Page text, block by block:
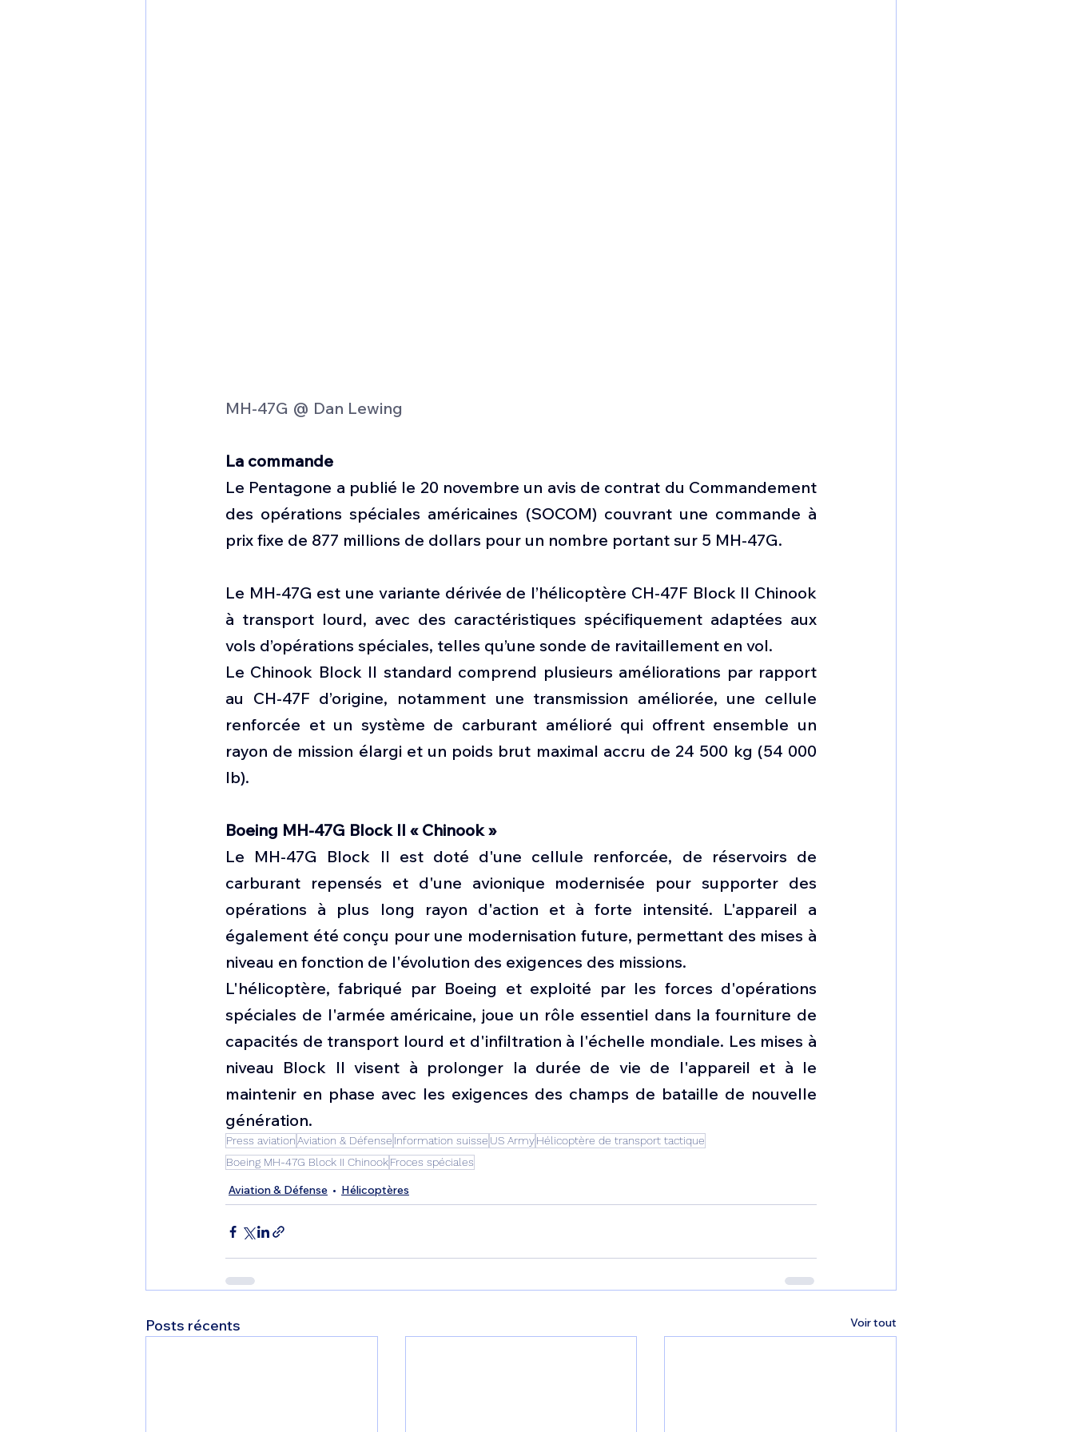
MH-47G @ Dan Lewing
La commande
Le Pentagone a publié le 20 novembre un avis de contrat du Commandement
des opérations spéciales américaines (SOCOM) couvrant une commande à
prix fixe de 877 millions de dollars pour un nombre portant sur 5 MH-47G.
Le MH-47G est une variante dérivée de l’hélicoptère CH-47F Block II Chinook
à transport lourd, avec des caractéristiques spécifiquement adaptées aux
vols d’opérations spéciales, telles qu’une sonde de ravitaillement en vol.
Le Chinook Block II standard comprend plusieurs améliorations par rapport
au CH-47F d’origine, notamment une transmission améliorée, une cellule
renforcée et un système de carburant amélioré qui offrent ensemble un
rayon de mission élargi et un poids brut maximal accru de 24 500 kg (54 000
lb).
Boeing MH-47G Block II « Chinook »
Le MH-47G Block II est doté d'une cellule renforcée, de réservoirs de
carburant repensés et d'une avionique modernisée pour supporter des
opérations à plus long rayon d'action et à forte intensité. L'appareil a
également été conçu pour une modernisation future, permettant des mises à
niveau en fonction de l'évolution des exigences des missions.
L'hélicoptère, fabriqué par Boeing et exploité par les forces d'opérations
spéciales de l'armée américaine, joue un rôle essentiel dans la fourniture de
capacités de transport lourd et d'infiltration à l'échelle mondiale. Les mises à
niveau Block II visent à prolonger la durée de vie de l'appareil et à le
maintenir en phase avec les exigences des champs de bataille de nouvelle
génération.
Press aviationAviation & Défense Information suisse US ArmyHélicoptère de transport tactique
Boeing MH-47G Block II ChinookFroces spéciales
Aviation & Défense Hélicoptères
Posts récents Voir tout